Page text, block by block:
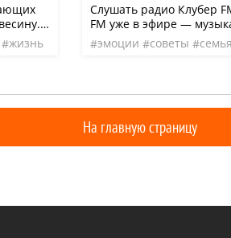
жизнь
Слушать радио Клубер
FM уже в эфире —
вдохновения, отдыха и
Слушайте онлайн или в
эмоции советы семья
На главную страницу